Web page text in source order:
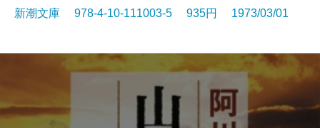
新潮文庫 978-4-10-111003-5 935円 1973/03/01